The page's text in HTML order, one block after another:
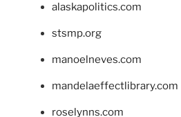
alaskapolitics.com
stsmp.org
manoelneves.com
mandelaeffectlibrary.com
roselynns.com